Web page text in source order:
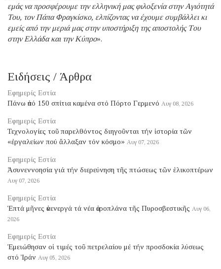
εμάς να προσφέρουμε την ελληνική μας φιλοξενία στην Αγιότητά
Του, τον Πάπα Φραγκίσκο, ελπίζοντας να έχουμε συμβάλλει κι
εμείς από την μεριά μας στην υποστήριξη της αποστολής Tου
στην Ελλάδα και την Κύπρο».
Ειδήσεις / Άρθρα
Εφημερίς Εστία
Πάνω ἀπό 150 σπίτια καμένα στό Πόρτο Γερμενό Αυγ 08, 2026
Εφημερίς Εστία
Τεχνολογίες τοῦ παρελθόντος διηγοῦνται τήν ἱστορία τῶν
«ἐργαλείων πού ἄλλαξαν τόν κόσμο» Αυγ 07, 2026
Εφημερίς Εστία
Ἀσυνεννοησία γιά τήν διερεύνηση τῆς πτώσεως τῶν ἑλικοπτέρων
Αυγ 07, 2026
Εφημερίς Εστία
Ἑπτά μῆνες ἀνενεργά τά νέα ἀεροπλάνα τῆς Πυροσβεστικῆς Αυγ 06,
2026
Εφημερίς Εστία
Ἐμειώθησαν οἱ τιμές τοῦ πετρελαίου μέ τήν προσδοκία λύσεως
στό Ἰράν Αυγ 05, 2026